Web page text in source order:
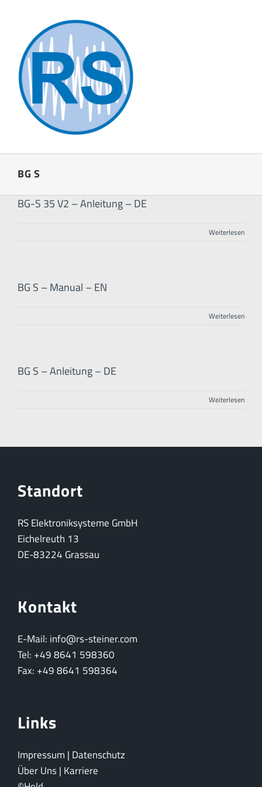
springen
BG S
BG-S 35 V2 – Anleitung – DE
Weiterlesen
BG S – Manual – EN
Weiterlesen
BG S – Anleitung – DE
Weiterlesen
Standort
RS Elektroniksysteme GmbH
Eichelreuth 13
DE-83224 Grassau
Kontakt
E-Mail: info@rs-steiner.com
Tel: +49 8641 598360
Fax: +49 8641 598364
Links
Impressum | Datenschutz
Über Uns| Karriere